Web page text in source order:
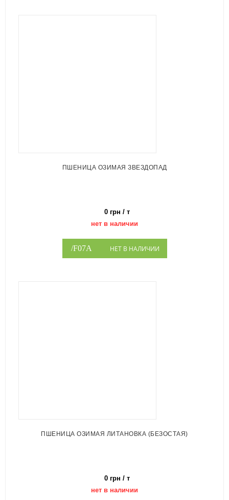
ПШЕНИЦА ОЗИМАЯ ЗВЕЗДОПАД
0 грн / т
нет в наличии
НЕТ В НАЛИЧИИ
ПШЕНИЦА ОЗИМАЯ ЛИТАНОВКА (БЕЗОСТАЯ)
0 грн / т
нет в наличии